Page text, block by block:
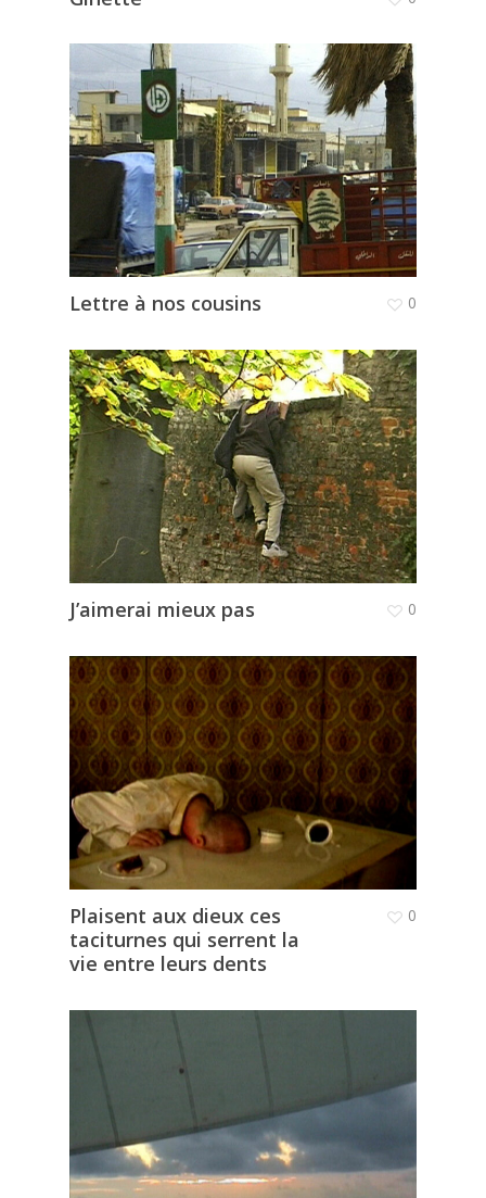
Lettre à nos cousins 0
J’aimerai mieux pas 0
Plaisent aux dieux ces
taciturnes qui serrent la
vie entre leurs dents
0